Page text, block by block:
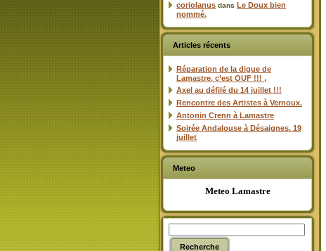
coriolanus dans Le Doux bien
nommé.
Articles récents
Réparation de la digue de
Lamastre, c’est OUF !!! ,
Axel au défilé du 14 juillet !!!
Rencontre des Artistes à Vernoux.
Antonin Crenn à Lamastre
Soirée Andalouse à Désaignes. 19
juillet
Meteo
Meteo Lamastre